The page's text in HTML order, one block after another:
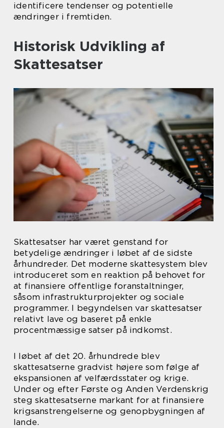
identificere tendenser og potentielle
ændringer i fremtiden.
Historisk Udvikling af
Skattesatser
Skattesatser har været genstand for
betydelige ændringer i løbet af de sidste
århundreder. Det moderne skattesystem blev
introduceret som en reaktion på behovet for
at finansiere offentlige foranstaltninger,
såsom infrastrukturprojekter og sociale
programmer. I begyndelsen var skattesatser
relativt lave og baseret på enkle
procentmæssige satser på indkomst.
I løbet af det 20. århundrede blev
skattesatserne gradvist højere som følge af
ekspansionen af velfærdsstater og krige.
Under og efter Første og Anden Verdenskrig
steg skattesatserne markant for at finansiere
krigsanstrengelserne og genopbygningen af
lande.